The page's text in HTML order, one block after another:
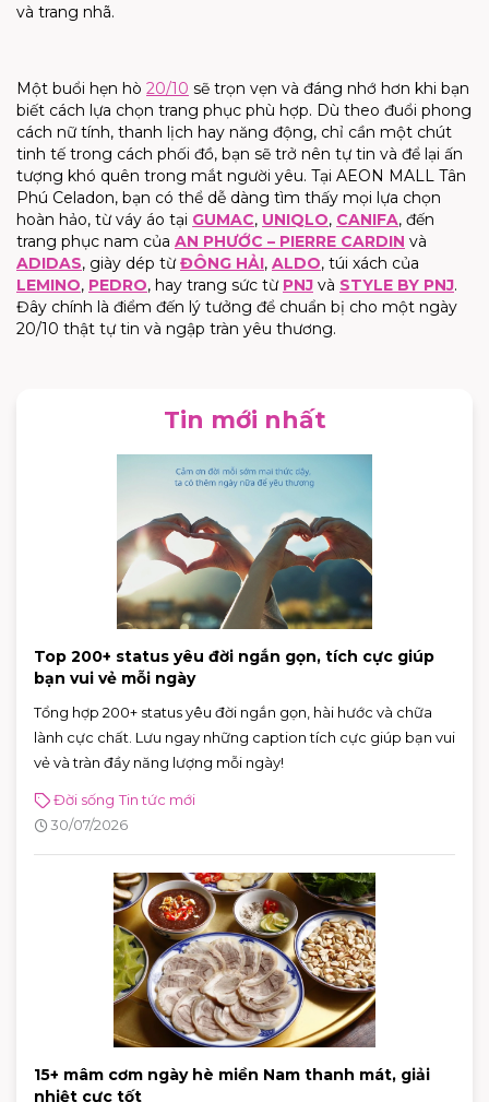
và trang nhã.
Một buổi hẹn hò 20/10 sẽ trọn vẹn và đáng nhớ hơn khi bạn
biết cách lựa chọn trang phục phù hợp. Dù theo đuổi phong
cách nữ tính, thanh lịch hay năng động, chỉ cần một chút
tinh tế trong cách phối đồ, bạn sẽ trở nên tự tin và để lại ấn
tượng khó quên trong mắt người yêu. Tại AEON MALL Tân
Phú Celadon, bạn có thể dễ dàng tìm thấy mọi lựa chọn
hoàn hảo, từ váy áo tại GUMAC, UNIQLO, CANIFA, đến
trang phục nam của AN PHƯỚC – PIERRE CARDIN và
ADIDAS, giày dép từĐÔNG HẢI, ALDO, túi xách của
LEMINO, PEDRO, hay trang sức từ PNJ và STYLE BY PNJ.
Đây chính là điểm đến lý tưởng để chuẩn bị cho một ngày
20/10 thật tự tin và ngập tràn yêu thương.
Tin mới nhất
Top 200+ status yêu đời ngắn gọn, tích cực giúp
bạn vui vẻ mỗi ngày
Tổng hợp 200+ status yêu đời ngắn gọn, hài hước và chữa
lành cực chất. Lưu ngay những caption tích cực giúp bạn vui
vẻ và tràn đầy năng lượng mỗi ngày!
Đời sống Tin tức mới
30/07/2026
15+ mâm cơm ngày hè miền Nam thanh mát, giải
nhiệt cực tốt